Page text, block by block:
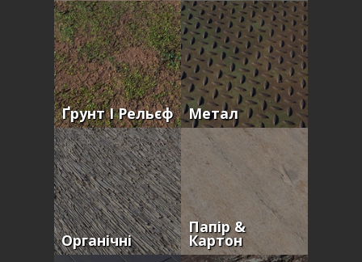
Ґрунт І Рельєф Метал
Органічні
Папір &
Картон